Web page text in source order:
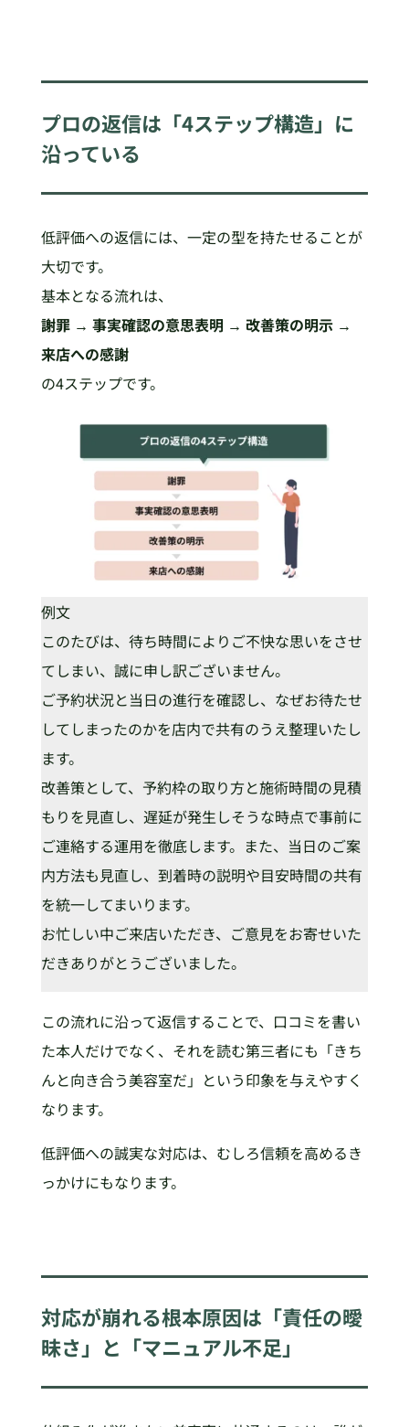
プロの返信は「4ステップ構造」に
沿っている
低評価への返信には、一定の型を持たせることが
大切です。
基本となる流れは、
謝罪 → 事実確認の意思表明 → 改善策の明示 →
来店への感謝
の4ステップです。
例文
このたびは、待ち時間によりご不快な思いをさせ
てしまい、誠に申し訳ございません。
ご予約状況と当日の進行を確認し、なぜお待たせ
してしまったのかを店内で共有のうえ整理いたし
ます。
改善策として、予約枠の取り方と施術時間の見積
もりを見直し、遅延が発生しそうな時点で事前に
ご連絡する運用を徹底します。また、当日のご案
内方法も見直し、到着時の説明や目安時間の共有
を統一してまいります。
お忙しい中ご来店いただき、ご意見をお寄せいた
だきありがとうございました。
この流れに沿って返信することで、口コミを書い
た本人だけでなく、それを読む第三者にも「きち
んと向き合う美容室だ」という印象を与えやすく
なります。
低評価への誠実な対応は、むしろ信頼を高めるき
っかけにもなります。
対応が崩れる根本原因は「責任の曖
昧さ」と「マニュアル不足」